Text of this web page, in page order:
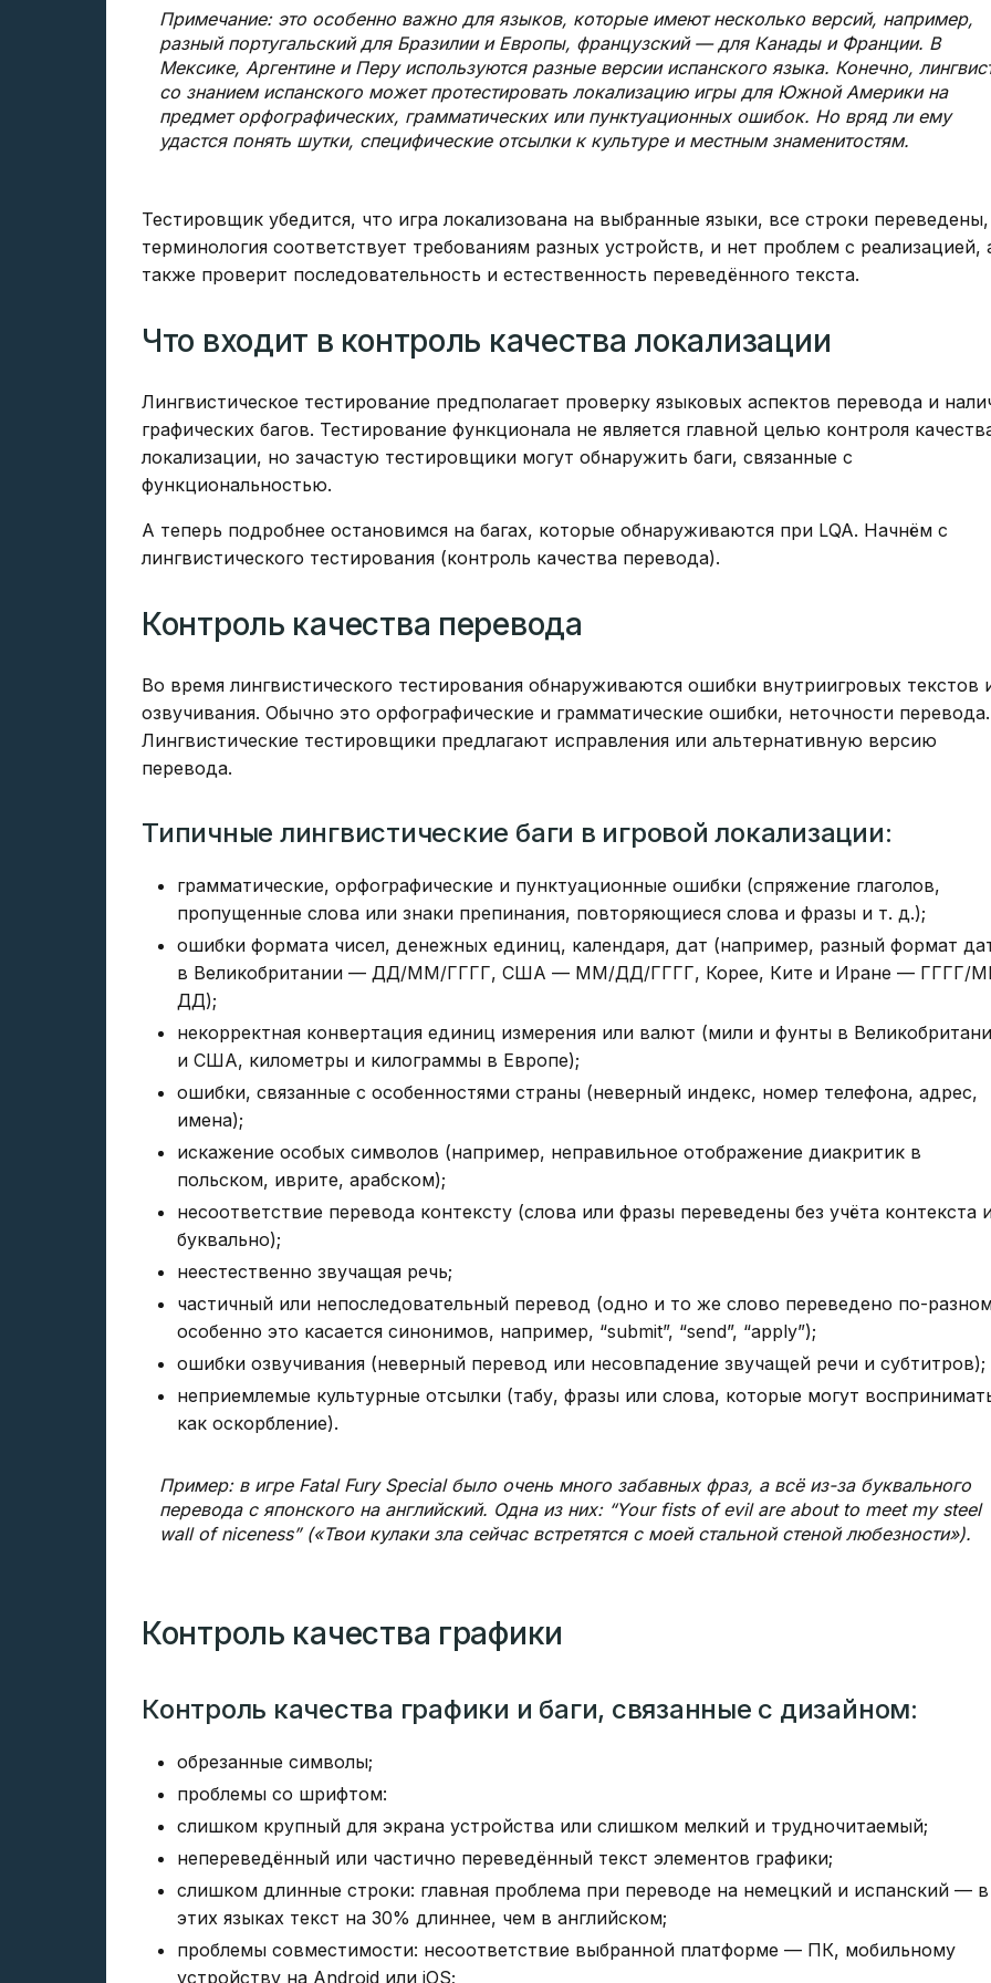
Примечание: это особенно важно для языков, которые имеют несколько версий, например,
разный португальский для Бразилии и Европы, французский — для Канады и Франции. В
Мексике, Аргентине и Перу используются разные версии испанского языка. Конечно,
со знанием испанского может протестировать локализацию игры для Южной Америки на
предмет орфографических, грамматических или пунктуационных ошибок. Но вряд ли ему
удастся понять шутки, специфические отсылки к культуре и местным знаменитостям.
Тестировщик убедится, что игра локализована на выбранные языки, все строки переведены,
терминология соответствует требованиям разных устройств, и нет проблем с реализацией,
также проверит последовательность и естественность переведённого текста.
Что входит в контроль качества локализации
Лингвистическое тестирование предполагает проверку языковых аспектов перевода и
графических багов. Тестирование функционала не является главной целью контроля
локализации, но зачастую тестировщики могут обнаружить баги, связанные с
функциональностью.
А теперь подробнее остановимся на багах, которые обнаруживаются при LQA. Начнём с
лингвистического тестирования (контроль качества перевода).
Контроль качества перевода
Во время лингвистического тестирования обнаруживаются ошибки внутриигровых текстов
озвучивания. Обычно это орфографические и грамматические ошибки, неточности перевода.
Лингвистические тестировщики предлагают исправления или альтернативную версию
перевода.
Типичные лингвистические баги в игровой локализации:
грамматические, орфографические и пунктуационные ошибки (спряжение глаголов,
пропущенные слова или знаки препинания, повторяющиеся слова и фразы и т. д.);
ошибки формата чисел, денежных единиц, календаря, дат (например, разный формат
в Великобритании — ДД/ММ/ГГГГ, США — ММ/ДД/ГГГГ, Корее, Ките и Иране — ГГГГ/
ДД);
некорректная конвертация единиц измерения или валют (мили и фунты в
и США, километры и килограммы в Европе);
ошибки, связанные с особенностями страны (неверный индекс, номер телефона, адрес,
имена);
искажение особых символов (например, неправильное отображение диакритик в
польском, иврите, арабском);
несоответствие перевода контексту (слова или фразы переведены без учёта контекста
буквально);
неестественно звучащая речь;
частичный или непоследовательный перевод (одно и то же слово переведено по-
особенно это касается синонимов, например, “submit”, “send”, “apply”);
ошибки озвучивания (неверный перевод или несовпадение звучащей речи и субтитров);
неприемлемые культурные отсылки (табу, фразы или слова, которые могут
как оскорбление).
Пример: в игре Fatal Fury Special было очень много забавных фраз, а всё из-за буквального
перевода с японского на английский. Одна из них: “Your fists of evil are about to meet my steel
wall of niceness” («Твои кулаки зла сейчас встретятся с моей стальной стеной любезности»).
Контроль качества графики
Контроль качества графики и баги, связанные с дизайном:
обрезанные символы;
проблемы со шрифтом:
слишком крупный для экрана устройства или слишком мелкий и трудночитаемый;
непереведённый или частично переведённый текст элементов графики;
слишком длинные строки: главная проблема при переводе на немецкий и испанский — в
этих языках текст на 30% длиннее, чем в английском;
проблемы совместимости: несоответствие выбранной платформе — ПК, мобильному
устройству на Android или iOS;